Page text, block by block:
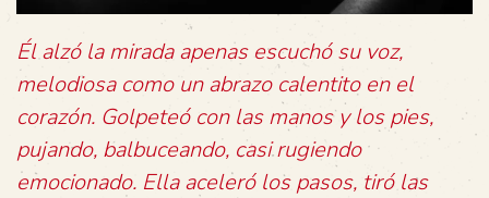
Él alzó la mirada apenas escuchó su voz,
melodiosa como un abrazo calentito en el
corazón. Golpeteó con las manos y los pies,
pujando, balbuceando, casi rugiendo
emocionado. Ella aceleró los pasos, tiró las